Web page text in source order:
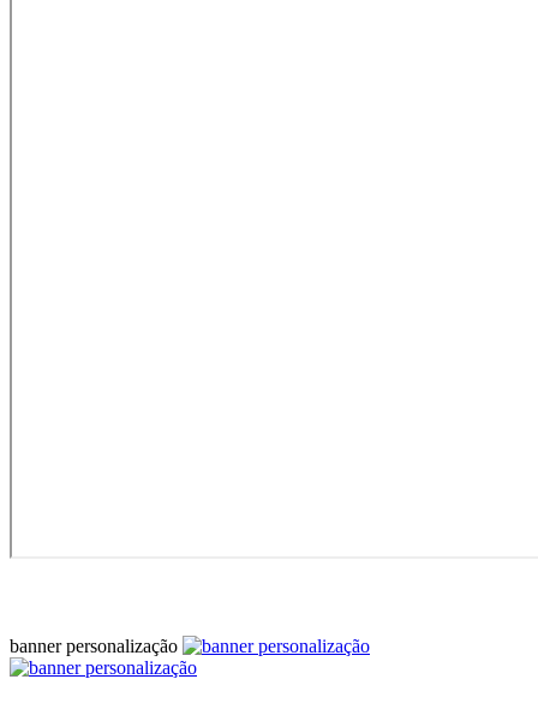
banner personalização